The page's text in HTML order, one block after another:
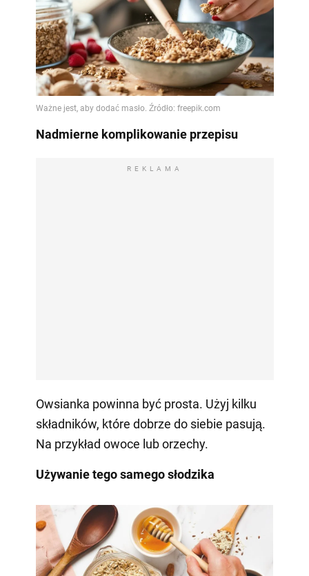
Nadmierne komplikowanie przepisu
REKLAMA
Owsianka powinna być prosta. Użyj kilku
składników, które dobrze do siebie pasują.
Na przykład owoce lub orzechy.
Używanie tego samego słodzika